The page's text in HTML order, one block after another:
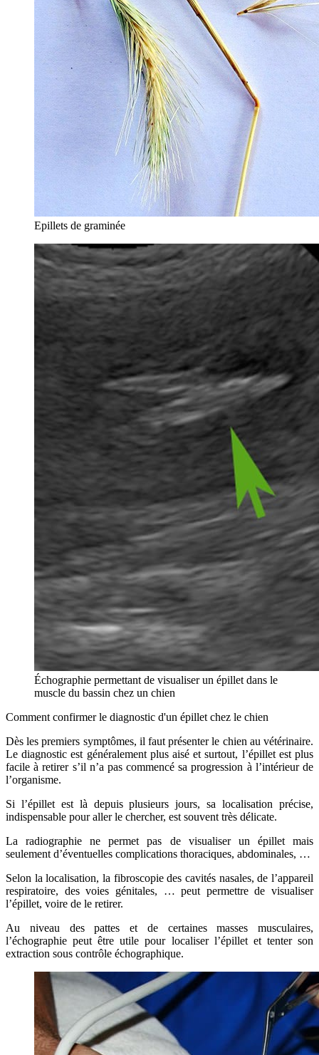
Epillets de graminée
Échographie permettant de visualiser un épillet dans le
muscle du bassin chez un chien
Comment confirmer le diagnostic d'un épillet chez le chien
Dès les premiers symptômes, il faut présenter le chien au vétérinaire.
Le diagnostic est généralement plus aisé et surtout, l’épillet est plus
facile à retirer s’il n’a pas commencé sa progression à l’intérieur de
l’organisme.
Si l’épillet est là depuis plusieurs jours, sa localisation précise,
indispensable pour aller le chercher, est souvent très délicate.
La radiographie ne permet pas de visualiser un épillet mais
seulement d’éventuelles complications thoraciques, abdominales, …
Selon la localisation, la fibroscopie des cavités nasales, de l’appareil
respiratoire, des voies génitales, … peut permettre de visualiser
l’épillet, voire de le retirer.
Au niveau des pattes et de certaines masses musculaires,
l’échographie peut être utile pour localiser l’épillet et tenter son
extraction sous contrôle échographique.